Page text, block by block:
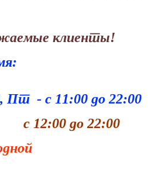
клиенты!
- с 11:00 до 22:00
до 22:00